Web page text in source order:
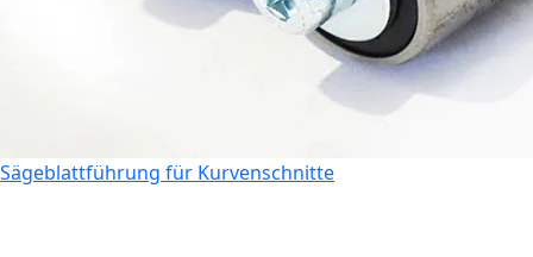
Sägeblattführung für Kurvenschnitte